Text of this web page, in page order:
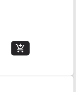
add_shopping_cart